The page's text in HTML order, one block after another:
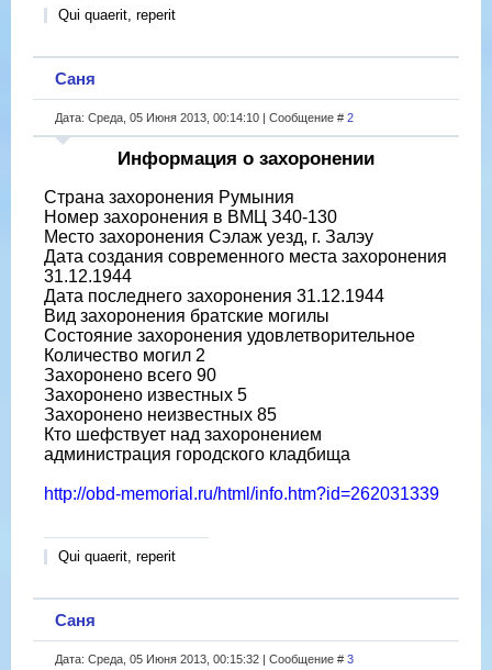
Qui quaerit, reperit
Саня
Дата: Среда, 05 Июня 2013, 00:14:10 | Сообщение # 2
Информация о захоронении
Страна захоронения Румыния
Номер захоронения в ВМЦ З40-130
Место захоронения Сэлаж уезд, г. Залэу
Дата создания современного места захоронения
31.12.1944
Дата последнего захоронения 31.12.1944
Вид захоронения братские могилы
Состояние захоронения удовлетворительное
Количество могил 2
Захоронено всего 90
Захоронено известных 5
Захоронено неизвестных 85
Кто шефствует над захоронением
администрация городского кладбища
http://obd-memorial.ru/html/info.htm?id=262031339
Qui quaerit, reperit
Саня
Дата: Среда, 05 Июня 2013, 00:15:32 | Сообщение # 3